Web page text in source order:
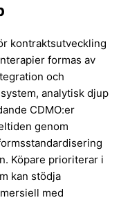
kontraktsutveckling
formas av
och
analytisk djup
CDMO:er
genom
Köpare prioriterar i
kan stödja
med